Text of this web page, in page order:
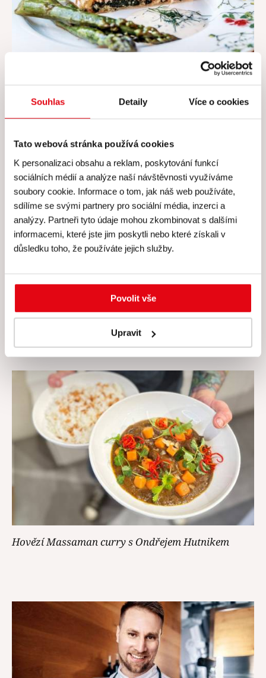
Souhlas Detaily Více o cookies
Tato webová stránka používá cookies
K personalizaci obsahu a reklam, poskytování funkcí
sociálních médií a analýze naší návštěvnosti využíváme
soubory cookie. Informace o tom, jak náš web používáte,
sdílíme se svými partnery pro sociální média, inzerci a
analýzy. Partneři tyto údaje mohou zkombinovat s dalšími
informacemi, které jste jim poskytli nebo které získali v
důsledku toho, že používáte jejich služby.
Povolit vše
Upravit
chřestem a hořčično-koprovou omáčkou
Grilovaná chobotnice se sauce vierge a salátem
Hovězí Massaman curry s Ondřejem Hutnikem